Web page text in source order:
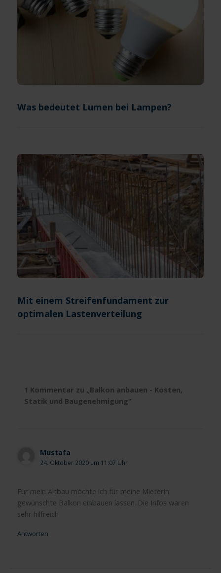
Was bedeutet Lumen bei Lampen?
Mit einem Streifenfundament zur
optimalen Lastenverteilung
1 Kommentar zu „Balkon anbauen - Kosten,
Statik und Baugenehmigung“
Mustafa
24. Oktober 2020 um 11:07 Uhr
Für mein Altbau möchte ich für meine Mieterin
gewünschte Balkon einbauen lassen..Die Infos waren
sehr hilfreich
Antworten